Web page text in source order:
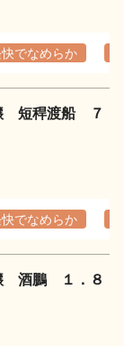
でなめらか
短稈渡船 ７
でなめらか
酒鵬 １．８